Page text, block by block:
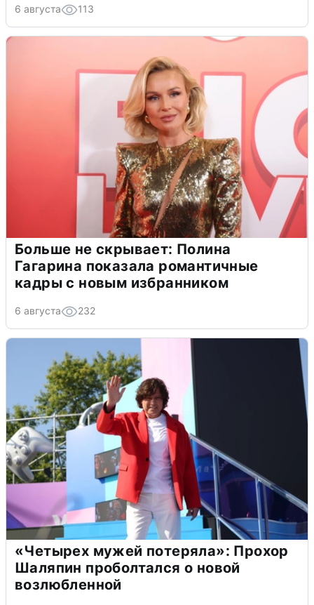
6 августа 113
Больше не скрывает: Полина
Гагарина показала романтичные
кадры с новым избранником
6 августа 232
«Четырех мужей потеряла»: Прохор
Шаляпин проболтался о новой
возлюбленной